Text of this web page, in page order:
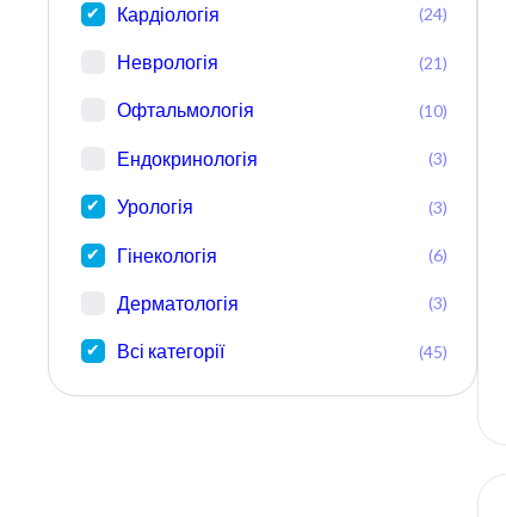
Кардіологія (24)
Неврологія (21)
Офтальмологія (10)
Ендокринологія (3)
Урологія (3)
Гінекологія (6)
Дерматологія (3)
Всі категорії (45)